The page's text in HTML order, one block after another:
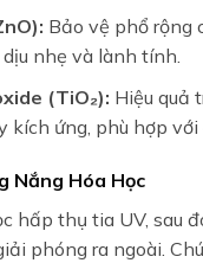
Bảo vệ phổ rộng
nhẹ và lành tính.
(TiO₂): Hiệu quả
kích ứng, phù hợp với
Nắng Hóa Học
hấp thụ tia UV, sau
phóng ra ngoài.